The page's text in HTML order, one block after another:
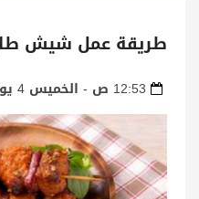
طريقة عمل شيش